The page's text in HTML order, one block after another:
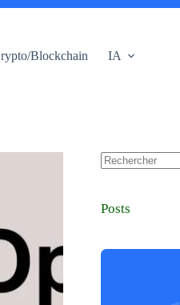
Blockchain IA
Posts